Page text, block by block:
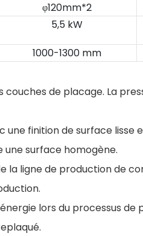
φ120mm*2
5,5 kW
1000-1300 mm
de placage. La
finition de surface lisse
une surface homogène.
la ligne de production de
lors du processus